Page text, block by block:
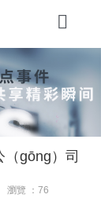
關於
產品
工程
gōng）司
瀏覽 ：76